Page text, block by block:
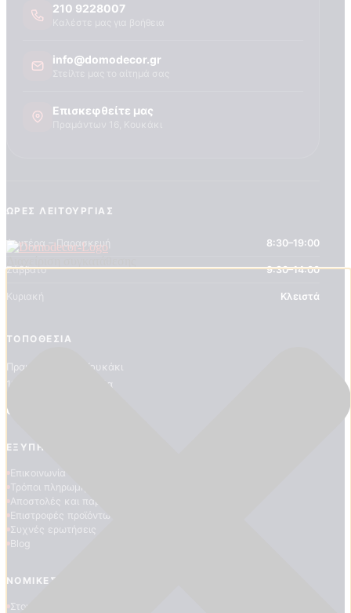
210 9228007
info@domodecor.gr
Επισκεφθείτε μας
ΏΡΕΣ ΛΕΙΤΟΥΡΓΊΑΣ
Δευτέρα – Παρασκευή 8:30–19:00
Σάββατο 9:30–14:00
Κυριακή Κλειστά
ΤΟΠΟΘΕΣΊΑ
Πραμάντων 16, Κουκάκι
117 41 Αθήνα, Ελλάδα
Οδηγίες πρόσβασης
ΕΞΥΠΗΡΈΤΗΣΗ ΠΕΛΑΤΏΝ
Επικοινωνία
Τρόποι πληρωμής
Αποστολές και παραδόσεις
Επιστροφές προϊόντων
Συχνές ερωτήσεις
Blog
ΝΟΜΙΚΈΣ ΠΛΗΡΟΦΟΡΊΕΣ
Στοιχεία επιχείρησης